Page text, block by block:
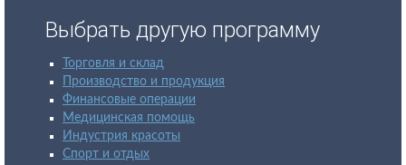
Выбрать другую программу
Торговля и склад
Производство и продукция
Финансовые операции
Медицинская помощь
Индустрия красоты
Спорт и отдых